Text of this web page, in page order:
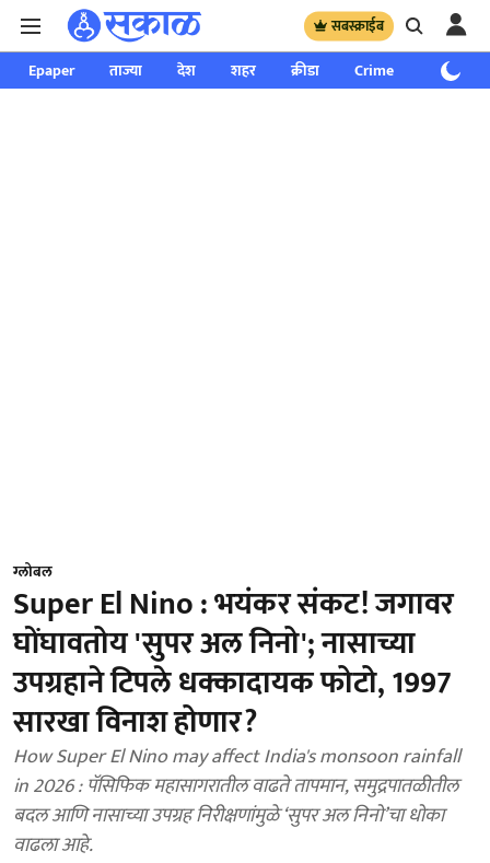
सबस्क्राईब
Epaper ताज्या देश शहर क्रीडा Crime साप्ताहिक
ग्लोबल
Super El Nino : भयंकर संकट! जगावर
घोंघावतोय 'सुपर अल निनो'; नासाच्या
उपग्रहाने टिपले धक्कादायक फोटो, 1997
सारखा विनाश होणार?
How Super El Nino may affect India's monsoon rainfall
in 2026 : पॅसिफिक महासागरातील वाढते तापमान, समुद्रपातळीतील
बदल आणि नासाच्या उपग्रह निरीक्षणांमुळे ‘सुपर अल निनो’चा धोका
वाढला आहे.